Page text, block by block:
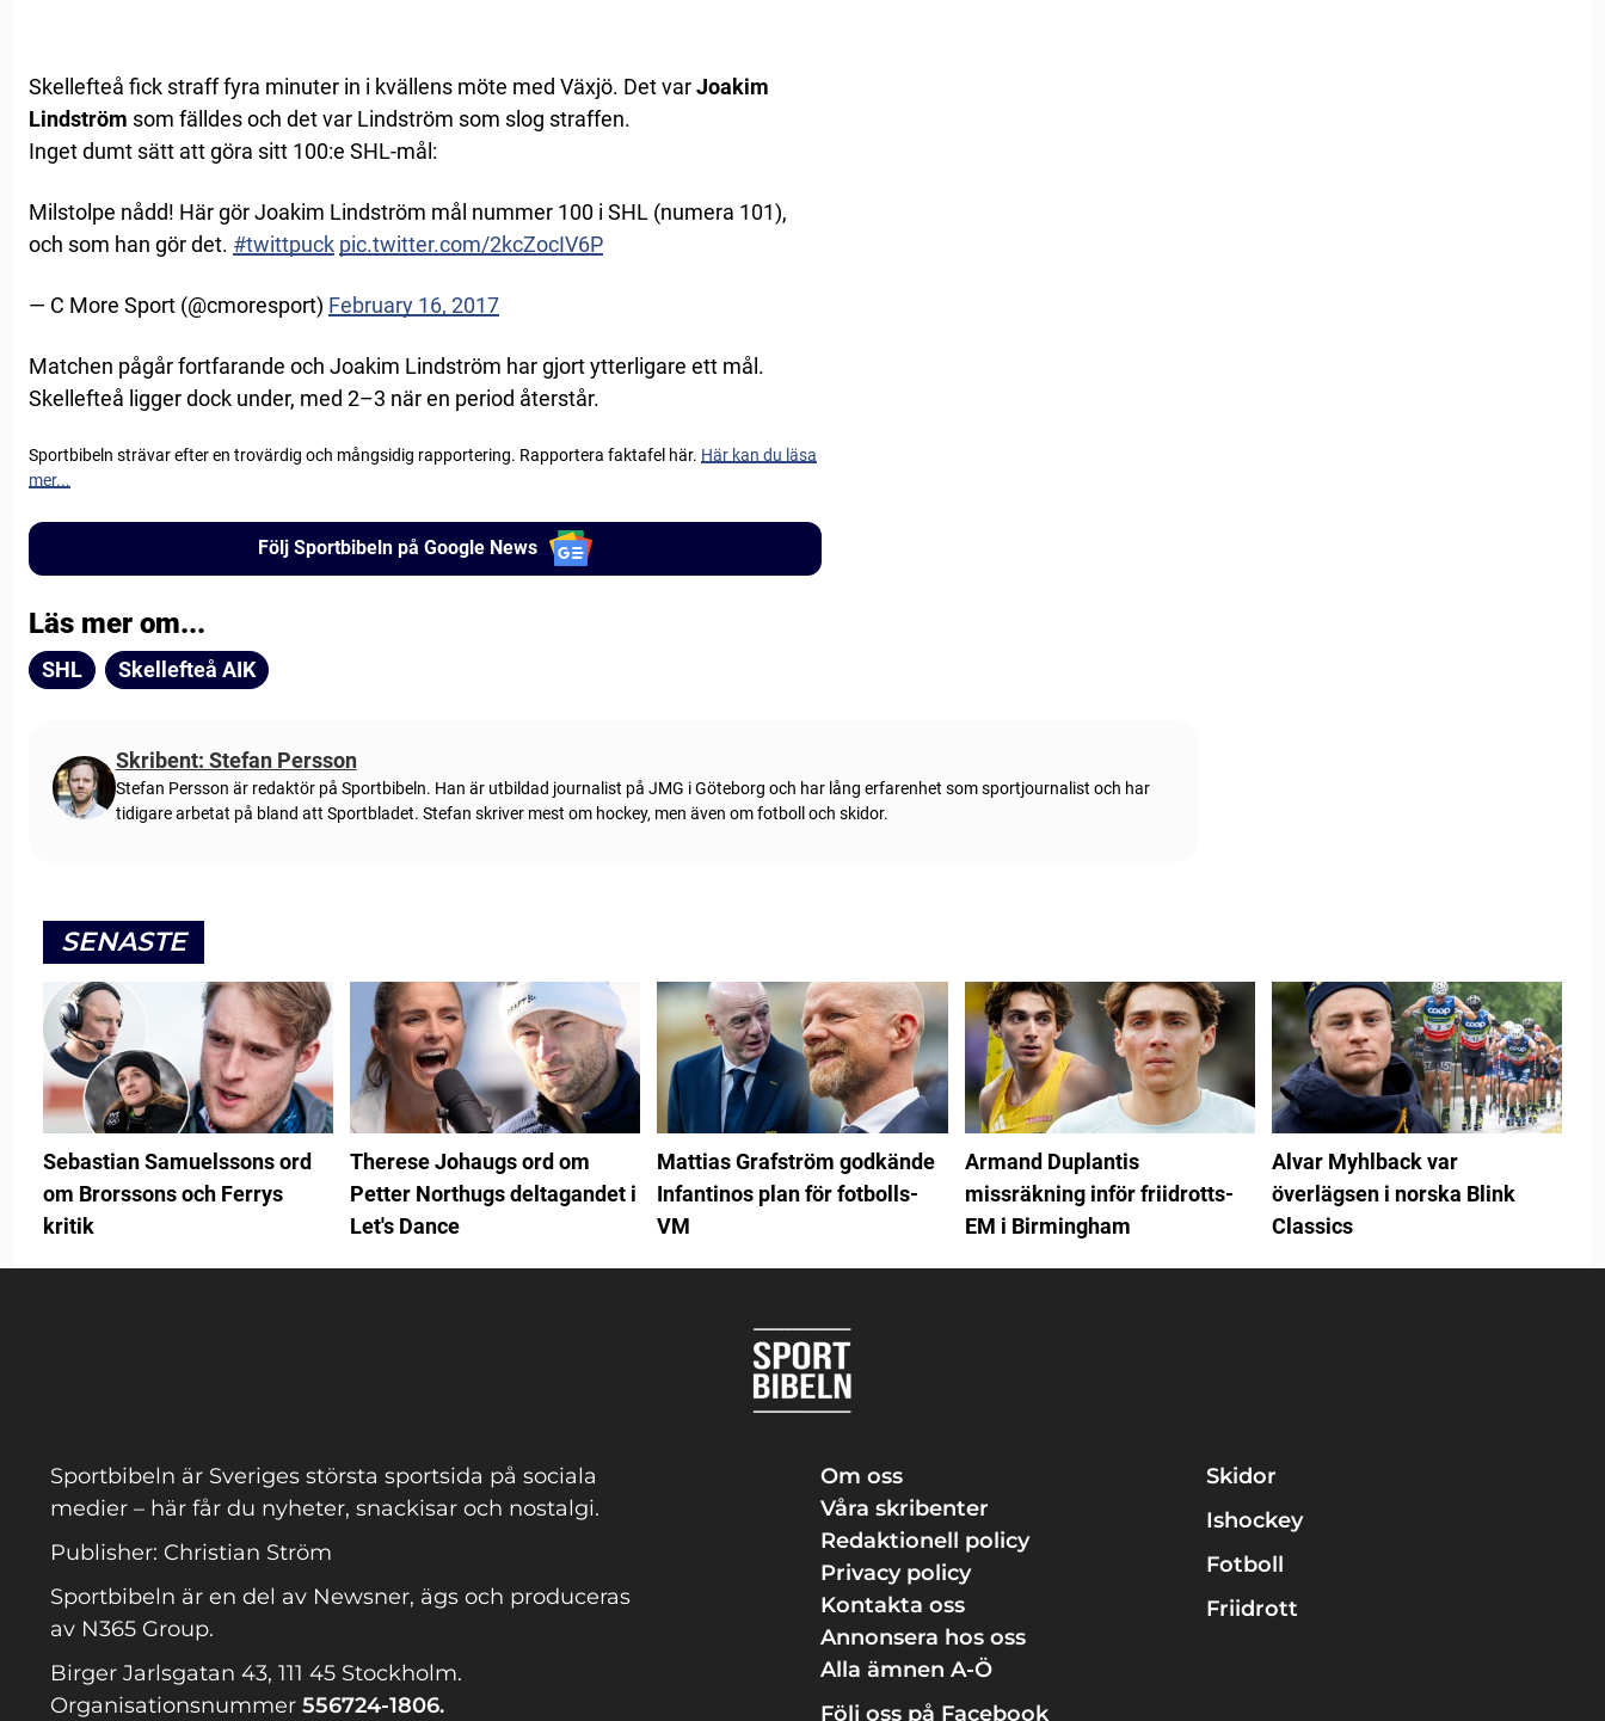
Skellefteå fick straff fyra minuter in i kvällens möte med Växjö. Det varJoakim
Lindström som fälldes och det var Lindström som slog straffen.
Inget dumt sätt att göra sitt 100:e SHL-mål:
Milstolpe nådd! Här gör Joakim Lindström mål nummer 100 i SHL (numera 101),
och som han gör det. #twittpuck pic.twitter.com/2kcZocIV6P
— C More Sport (@cmoresport) February 16, 2017
Matchen pågår fortfarande och Joakim Lindström har gjort ytterligare ett mål.
Skellefteå ligger dock under, med 2–3 när en period återstår.
Sportbibeln strävar efter en trovärdig och mångsidig rapportering. Rapportera faktafel här. Här kan du läsa
mer...
Följ Sportbibeln på Google News
Läs mer om...
SHL Skellefteå AIK
Skribent: Stefan Persson
Stefan Persson är redaktör på Sportbibeln. Han är utbildad journalist på JMG i Göteborg och har lång erfarenhet som sportjournalist och har
tidigare arbetat på bland att Sportbladet. Stefan skriver mest om hockey, men även om fotboll och skidor.
SENASTE
Sebastian Samuelssons ord
om Brorssons och Ferrys
kritik
Therese Johaugs ord om
Petter Northugs deltagandet i
Let's Dance
Mattias Grafström godkände
Infantinos plan för fotbolls-
VM
Armand Duplantis
missräkning inför friidrotts-
EM i Birmingham
Alvar Myhlback var
överlägsen i norska Blink
Classics
Sportbibeln är Sveriges största sportsida på sociala
medier – här får du nyheter, snackisar och nostalgi.
Publisher: Christian Ström
Sportbibeln är en del av Newsner, ägs och produceras
av N365 Group.
Birger Jarlsgatan 43, 111 45 Stockholm.
Organisationsnummer 556724-1806.
Om oss
Våra skribenter
Redaktionell policy
Privacy policy
Kontakta oss
Annonsera hos oss
Alla ämnen A-Ö
Följ oss på Facebook
Skidor
Ishockey
Fotboll
Friidrott